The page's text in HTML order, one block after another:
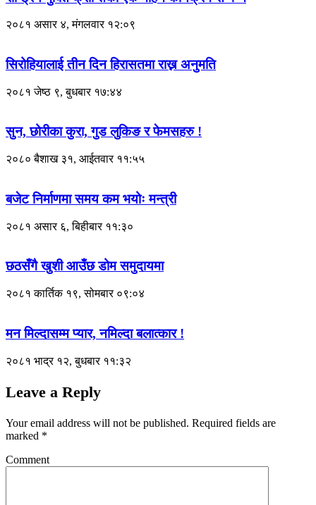
२०८१ असार ४, मंगलवार १२:०९
सिरोहियालाई तीन दिन हिरासतमा राख्न अनुमति
२०८१ जेष्ठ ९, बुधबार १७:४४
सुन, छोरीका कुरा, गुड लुकिङ र फेमसहरु !
२०८० बैशाख ३१, आईतवार ११:५५
बजेट निर्माणमा समय कम भयोः मन्त्री
२०८१ असार ६, बिहीबार ११:३०
छठसँगै खुशी आउँछ डोम समुदायमा
२०८१ कार्तिक १९, सोमबार ०९:०४
मन मिल्दासम्म प्यार, नमिल्दा बलात्कार !
२०८१ भाद्र १२, बुधबार ११:३२
Leave a Reply
Your email address will not be published. Required fields are
marked *
Comment